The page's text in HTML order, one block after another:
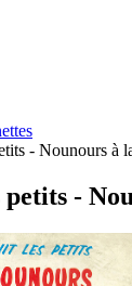
- Nounours à
-